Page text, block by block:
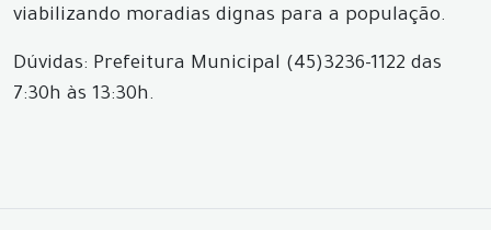
viabilizando moradias dignas para a população.
Dúvidas: Prefeitura Municipal (45)3236-1122 das
7:30h às 13:30h.